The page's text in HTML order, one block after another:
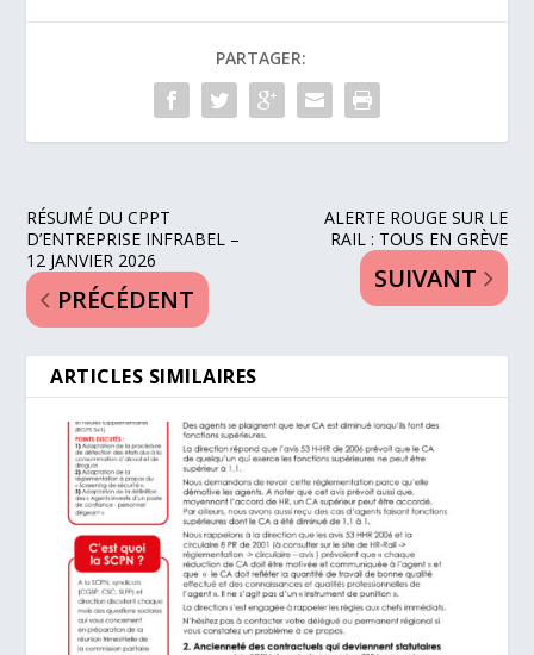
PARTAGER:
RÉSUMÉ DU CPPT
D’ENTREPRISE INFRABEL –
12 JANVIER 2026
PRÉCÉDENT
ALERTE ROUGE SUR LE
RAIL : TOUS EN GRÈVE
SUIVANT
ARTICLES SIMILAIRES